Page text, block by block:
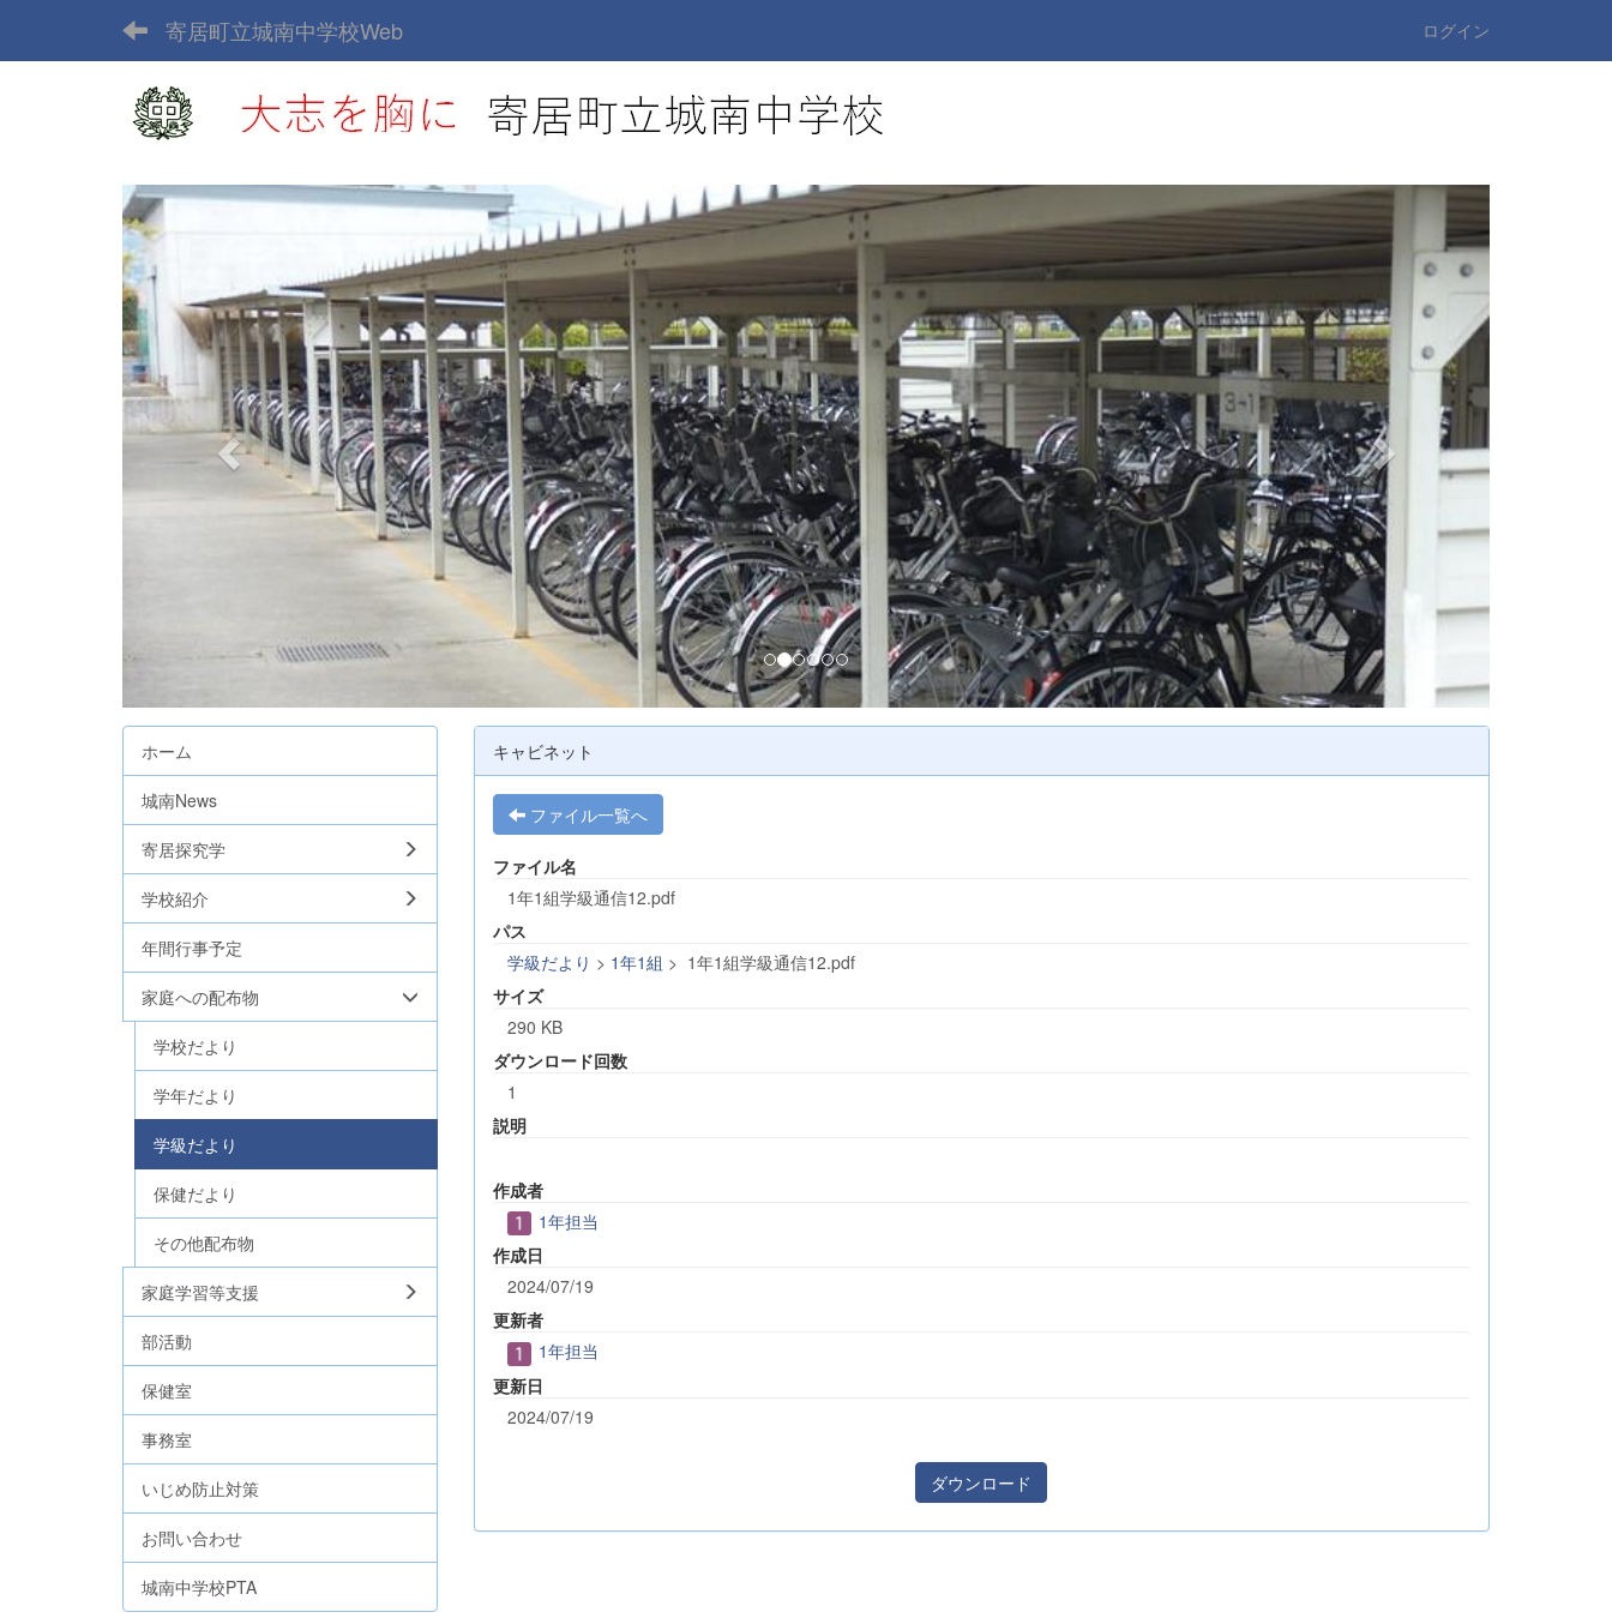
寄居町立城南中学校Web ログイン
p
v
i
o
u
s
n
e
x
t
キャビネット
ファイル一覧へ
ファイル名
1年1組学級通信12.pdf
パス
学級だより > 1年1組 > 1年1組学級通信12.pdf
サイズ
290 KB
ダウンロード回数
1
説明
作成者
1年担当
作成日
2024/07/19
更新者
1年担当
更新日
2024/07/19
ダウンロード
ホーム
城南News
寄居探究学
学校紹介
年間行事予定
家庭への配布物
学校だより
学年だより
学級だより
保健だより
その他配布物
家庭学習等支援
部活動
保健室
事務室
いじめ防止対策
お問い合わせ
城南中学校PTA